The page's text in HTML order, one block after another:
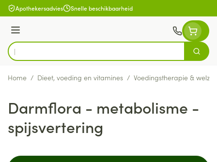
Ga naar de inhoud
Apothekersadvies Snelle beschikbaarheid
Menu
Product, merk, categorie...
Zoek
Home / Dieet, voeding en vitamines / Voedingstherapie & welzijn
Darmflora - metabolisme -
spijsvertering